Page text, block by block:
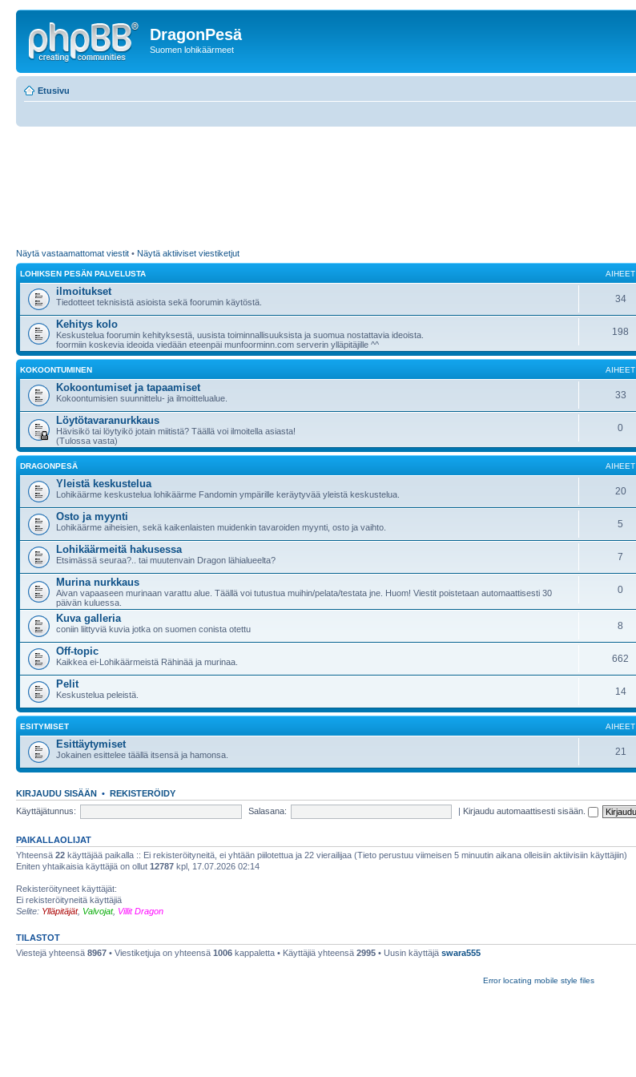
DragonPesä
Suomen lohikäärmeet
Etusivu
Näytä vastaamattomat viestit • Näytä aktiiviset viestiketjut
LOHIKSEN PESÄN PALVELUSTA AIHEET
ilmoitukset
Tiedotteet teknisistä asioista sekä foorumin käytöstä. 34
Kehitys kolo
Keskustelua foorumin kehityksestä, uusista toiminnallisuuksista ja suomua nostattavia ideoista.
foormiin koskevia ideoida viedään eteenpäi munfoorminn.com serverin ylläpitäjille ^^
198
KOKOONTUMINEN AIHEET
Kokoontumiset ja tapaamiset
Kokoontumisien suunnittelu- ja ilmoittelualue. 33
Löytötavaranurkkaus
Hävisikö tai löytyikö jotain miitistä? Täällä voi ilmoitella asiasta!
(Tulossa vasta)
0
DRAGONPESÄ AIHEET
Yleistä keskustelua
Lohikäärme keskustelua lohikäärme Fandomin ympärille keräytyvää yleistä keskustelua. 20
Osto ja myynti
Lohikäärme aiheisien, sekä kaikenlaisten muidenkin tavaroiden myynti, osto ja vaihto. 5
Lohikäärmeitä hakusessa
Etsimässä seuraa?.. tai muutenvain Dragon lähialueelta? 7
Murina nurkkaus
Aivan vapaaseen murinaan varattu alue. Täällä voi tutustua muihin/pelata/testata jne. Huom! Viestit poistetaan automaattisesti 30
päivän kuluessa.
0
Kuva galleria
coniin liittyviä kuvia jotka on suomen conista otettu 8
Off-topic
Kaikkea ei-Lohikäärmeistä Rähinää ja murinaa. 662
Pelit
Keskustelua peleistä. 14
ESITYMISET AIHEET
Esittäytymiset
Jokainen esittelee täällä itsensä ja hamonsa. 21
KIRJAUDU SISÄÄN • REKISTERÖIDY
Käyttäjätunnus:
Salasana: | Kirjaudu automaattisesti sisään.
PAIKALLAOLIJAT
Yhteensä 22 käyttäjää paikalla :: Ei rekisteröityneitä, ei yhtään piilotettua ja 22 vierailijaa (Tieto perustuu viimeisen 5 minuutin aikana olleisiin aktiivisiin käyttäjiin)
Eniten yhtaikaisia käyttäjiä on ollut 12787 kpl, 17.07.2026 02:14
Rekisteröityneet käyttäjät:
Ei rekisteröityneitä käyttäjiä
Selite: Ylläpitäjät, Valvojat, Villit Dragon
TILASTOT
Viestejä yhteensä 8967 • Viestiketjuja on yhteensä 1006 kappaletta • Käyttäjiä yhteensä 2995 • Uusin käyttäjä swara555
Error locating mobile style files